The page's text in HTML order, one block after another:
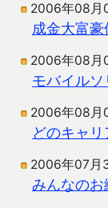
2006年08月
成金大富
2006年08月
モバイル
2006年08月
どのキャ
2006年07月
みんなのお